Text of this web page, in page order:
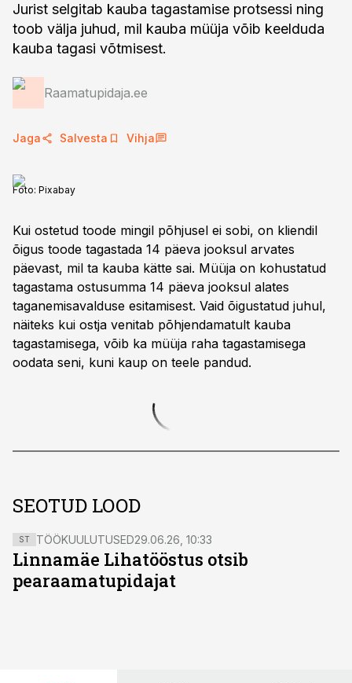
Jurist selgitab kauba tagastamise protsessi ning
toob välja juhud, mil kauba müüja võib keelduda
kauba tagasi võtmisest.
Raamatupidaja.ee
Jaga Salvesta Vihja
Foto: Pixabay
Kui ostetud toode mingil põhjusel ei sobi, on kliendil
õigus toode tagastada 14 päeva jooksul arvates
päevast, mil ta kauba kätte sai. Müüja on kohustatud
tagastama ostusumma 14 päeva jooksul alates
taganemisavalduse esitamisest. Vaid õigustatud juhul,
näiteks kui ostja venitab põhjendamatult kauba
tagastamisega, võib ka müüja raha tagastamisega
oodata seni, kuni kaup on teele pandud.
SEOTUD LOOD
ST TÖÖKUULUTUSED29.06.26, 10:33
Linnamäe Lihatööstus otsib
pearaamatupidajat